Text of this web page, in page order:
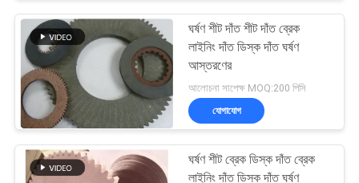
ঘর্ষণ শীট দাঁত শীট দাঁত ব্রেক
লাইনিং দাঁত ডিস্ক দাঁত ঘর্ষণ
আস্তরণের
আলোচনা সাপেক্ষ MOQ:200 পিসি
যোগাযোগ
ঘর্ষণ শীট ব্রেক ডিস্ক দাঁত ব্রেক
লাইনিং দাঁত ডিস্ক দাঁত ঘর্ষণ